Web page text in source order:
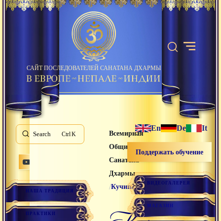
САЙТ ПОСЛЕДОВАТЕЛЕЙ САНАТАНА ДХАРМЫ
Search K
НАША ТРАДИЦИЯ
ПРАКТИКИ
Всемирная
Община
Санатана
Дхармы
/Кучипа
En De It
Поддержать обучение
ВИДЕОГАЛЕРЕЯ
МАГАЗИН